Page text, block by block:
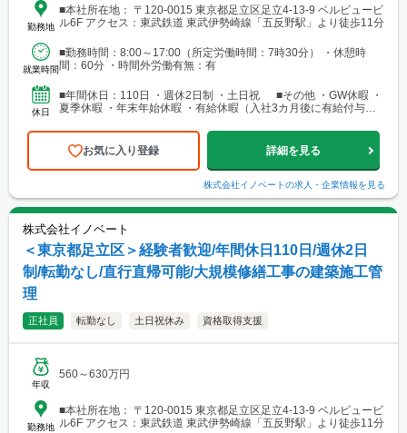
勤務地
■本社所在地： 〒120-0015 東京都足立区足立4-13-9 ベルビュービ
ル6F アクセス：東武鉄道 東武伊勢崎線「五反野駅」より徒歩11分
就業時間
■勤務時間：8:00～17:00（所定労働時間：7時30分） ・休憩時
間：60分 ・時間外労働有無：有
休日
■年間休日：110日 ・週休2日制 ・土日祝 ■その他 ・GW休暇 ・
夏季休暇 ・年末年始休暇 ・有給休暇（入社3カ月後に有給付与あ
お気に入り登録 詳細を見る
株式会社イノベートの求人・企業情報を見る
株式会社イノベート
＜東京都足立区＞経験者歓迎/年間休日110日/週休2日
制/転勤なし/直行直帰可能/大規模修繕工事の建築施工管
理
正社員 転勤なし 土日祝休み 資格取得支援
年収
560～630万円
勤務地
■本社所在地： 〒120-0015 東京都足立区足立4-13-9 ベルビュービ
ル6F アクセス：東武鉄道 東武伊勢崎線「五反野駅」より徒歩11分